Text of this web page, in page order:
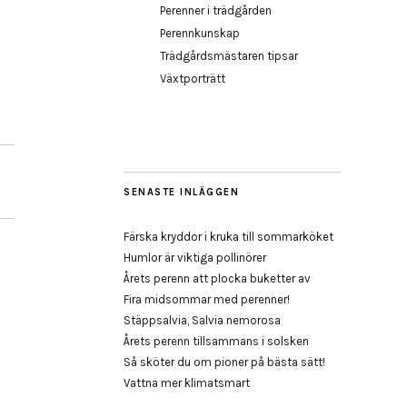
Perenner i trädgården
Perennkunskap
Trädgårdsmästaren tipsar
Växtporträtt
SENASTE INLÄGGEN
Färska kryddor i kruka till sommarköket
Humlor är viktiga pollinörer
Årets perenn att plocka buketter av
Fira midsommar med perenner!
Stäppsalvia, Salvia nemorosa
Årets perenn tillsammans i solsken
Så sköter du om pioner på bästa sätt!
Vattna mer klimatsmart